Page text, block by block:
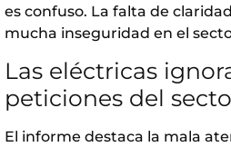
es confuso. La falta de
mucha inseguridad en el
Las eléctricas
peticiones del
El informe destaca la mala